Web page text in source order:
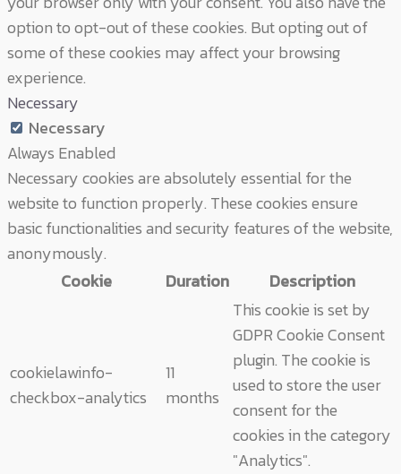
option to opt-out of these cookies. But opting out of
some of these cookies may affect your browsing
experience.
Necessary
Necessary
Always Enabled
Necessary cookies are absolutely essential for the
website to function properly. These cookies ensure
basic functionalities and security features of the website,
anonymously.
Cookie
Duration Description
cookielawinfo-
checkbox-analytics
11
months
This cookie is set by
GDPR Cookie Consent
plugin. The cookie is
used to store the user
consent for the
cookies in the category
"Analytics".